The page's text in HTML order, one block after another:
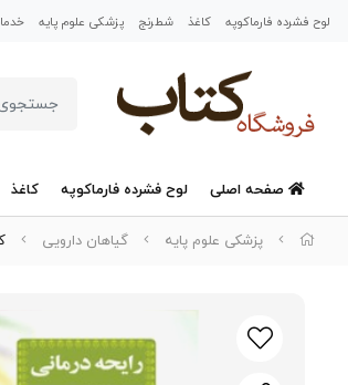
لوح فشرده فارماکوپه کاغذ شطرنج پزشکی علوم پایه
صفحه اصلی لوح فشرده فارماکوپه کاغذ
پزشکی علوم پایه گیاهان دارویی کد